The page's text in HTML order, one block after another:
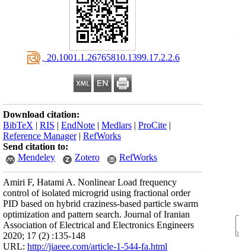
‎ 20.1001.1.26765810.1399.17.2.2.6
Download citation:
BibTeX | RIS | EndNote | Medlars | ProCite |
Reference Manager| RefWorks
Send citation to:
Mendeley
Zotero RefWorks
Amiri F, Hatami A. Nonlinear Load frequency
control of isolated microgrid using fractional order
PID based on hybrid craziness-based particle swarm
optimization and pattern search. Journal of Iranian
Association of Electrical and Electronics Engineers
2020; 17 (2) :135-148
URL: http://jiaeee.com/article-1-544-fa.html